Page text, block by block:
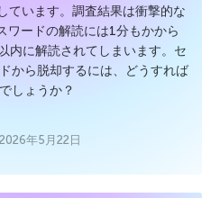
ています。調査結果は衝撃的な
ワードの解読には1分もかから
内に解読されてしまいます。セ
から脱却するには、どうすれば
しょうか？
2026年5月22日